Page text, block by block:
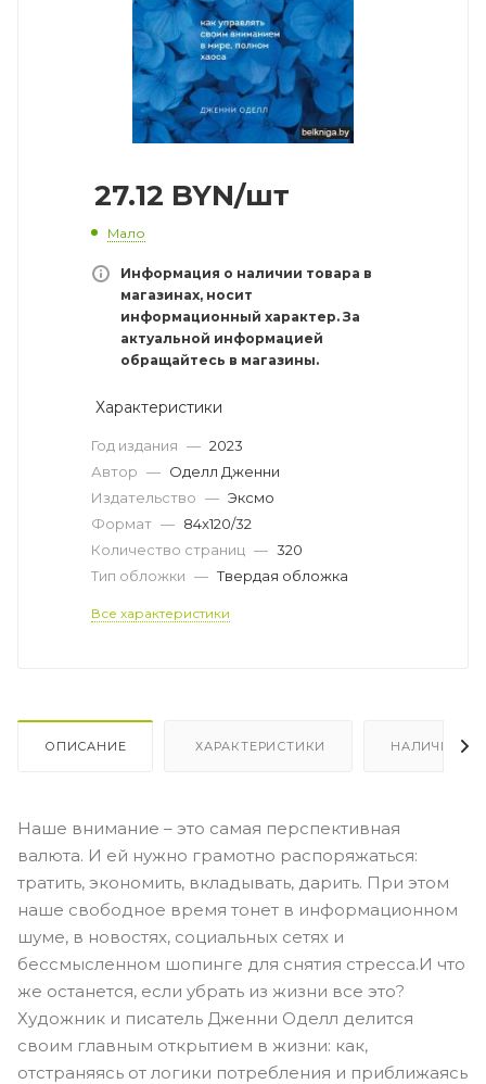
27.12 BYN/шт
Мало
Информация о наличии товара в
магазинах, носит
информационный характер. За
актуальной информацией
обращайтесь в магазины.
Характеристики
Год издания — 2023
Автор — Оделл Дженни
Издательство — Эксмо
Формат — 84x120/32
Количество страниц — 320
Тип обложки — Твердая обложка
Все характеристики
ОПИСАНИЕ ХАРАКТЕРИСТИКИ НАЛИЧИЕ
Наше внимание – это самая перспективная
валюта. И ей нужно грамотно распоряжаться:
тратить, экономить, вкладывать, дарить. При этом
наше свободное время тонет в информационном
шуме, в новостях, социальных сетях и
бессмысленном шопинге для снятия стресса.И что
же останется, если убрать из жизни все это?
Художник и писатель Дженни Оделл делится
своим главным открытием в жизни: как,
отстраняясь от логики потребления и приближаясь